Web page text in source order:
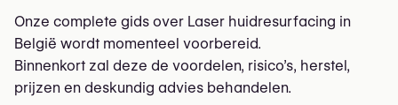
Onze complete gids over Laser huidresurfacing in
België wordt momenteel voorbereid.
Binnenkort zal deze de voordelen, risico’s, herstel,
prijzen en deskundig advies behandelen.